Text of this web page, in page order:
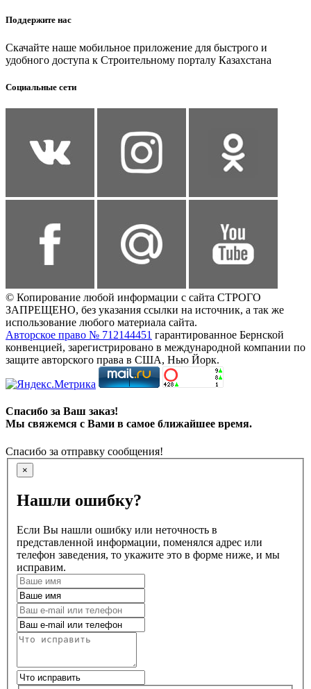
Поддержите нас
Скачайте наше мобильное приложение для быстрого и
удобного доступа к Строительному порталу Казахстана
Социальные сети
© Копирование любой информации с сайта СТРОГО
ЗАПРЕЩЕНО, без указания ссылки на источник, а так же
использование любого материала сайта.
Авторское право № 712144451 гарантированное Бернской
конвенцией, зарегистрировано в международной компании по
защите авторского права в США, Нью Йорк.
Спасибо за Ваш заказ!
Мы свяжемся с Вами в самое ближайшее время.
Спасибо за отправку сообщения!
×
Нашли ошибку?
Если Вы нашли ошибку или неточность в
представленной информации, поменялся адрес или
телефон заведения, то укажите это в форме ниже, и мы
исправим.